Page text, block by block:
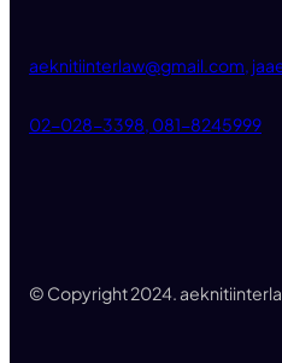
aeknitiinterlaw@gmail.com,
02-028-3398, 081-8245999
© Copyright 2024.